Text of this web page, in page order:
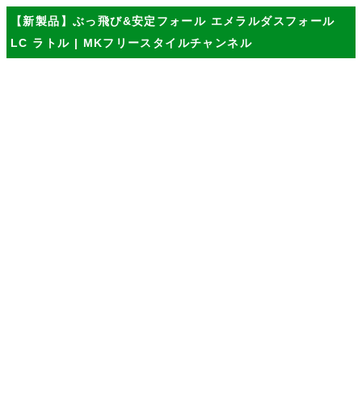
【新製品】ぶっ飛び&安定フォール エメラルダスフォール
LC ラトル | MKフリースタイルチャンネル